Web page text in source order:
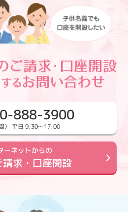
888-3900
〉 平日 9:30～17:00
ーネットからの
請求・口座開設